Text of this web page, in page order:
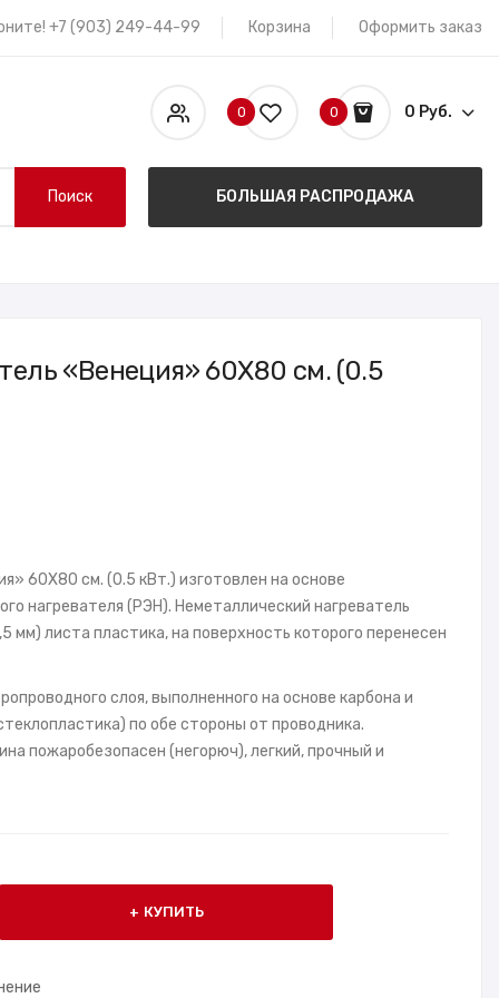
+7 (903) 249-44-99 Корзина Оформить заказ
0 0 0 Руб.
Поиск БОЛЬШАЯ РАСПРОДАЖА
«Венеция» 60X80 см. (0.5
60X80 см. (0.5 кВт.) изготовлен на основе
нагревателя (РЭН). Неметаллический нагреватель
мм) листа пластика, на поверхность которого перенесен
слоя, выполненного на основе карбона и
по обе стороны от проводника.
пожаробезопасен (негорюч), легкий, прочный и
КУПИТЬ